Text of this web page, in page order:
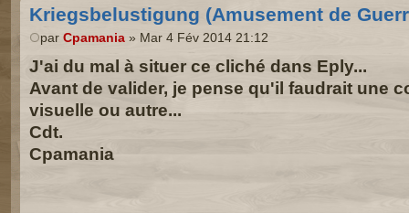
Kriegsbelustigung (Amusement de
par Cpamania » Mar 4 Fév 2014 21:12
J'ai du mal à situer ce cliché dans Eply...
Avant de valider, je pense qu'il faudrait une
visuelle ou autre...
Cdt.
Cpamania